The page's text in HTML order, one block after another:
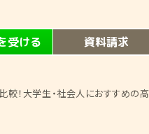
受ける 資料請求
較！大学生・社会人におすすめの